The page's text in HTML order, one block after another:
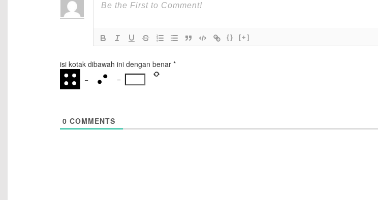
{} [+]
isi kotak dibawah ini dengan benar*
−
=
0 COMMENTS